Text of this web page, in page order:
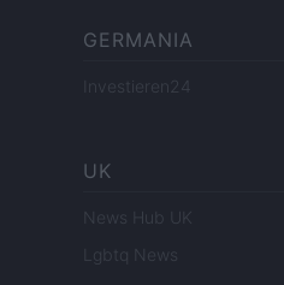
GERMANIA
Investieren24
UK
News Hub UK
Lgbtq News